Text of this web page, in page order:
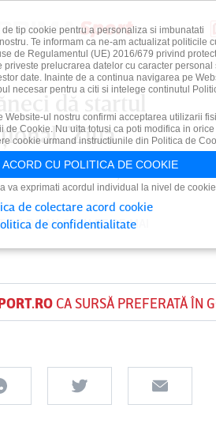
dă startul
”Ziua
la Bucureşti
DEDAIAN CUTUPE 25 MAI
CA SURSĂ PREFERATĂ ÎN
tip cookie pentru a personaliza si imbunatati
Te informam ca ne-am actualizat politicile
de Regulamentul (UE) 2016/679 privind
priveste prelucrarea datelor cu caracter personal
date. Inainte de a continua navigarea pe
necesar pentru a citi si intelege continutul
Website-ul nostru confirmi acceptarea utilizarii
de Cookie. Nu uita totusi ca poti modifica in orice
cookie urmand instructiunile din Politica de
CU POLITICA DE COOKIE
va exprimati acordul individual la nivel de
de colectare acord cookie
de confidentialitate